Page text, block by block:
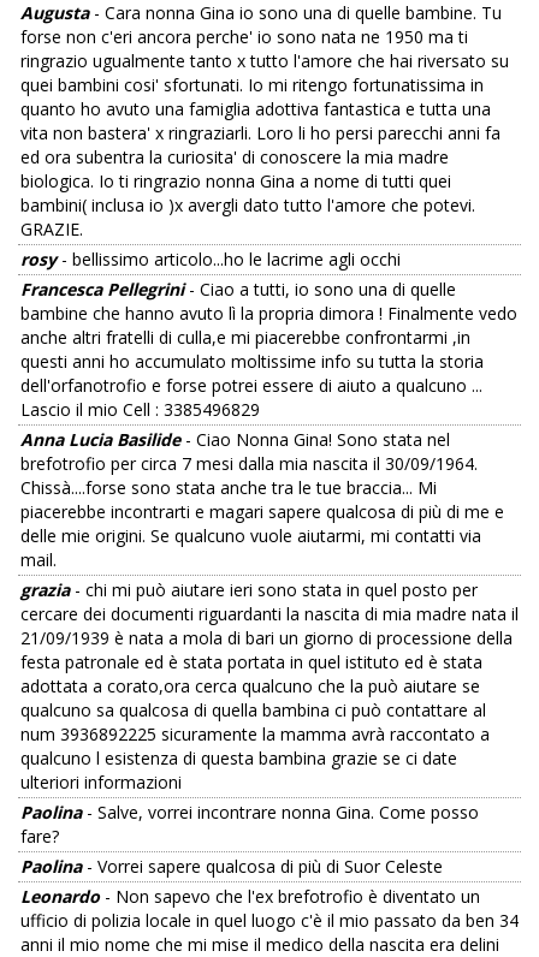
Augusta- Cara nonna Gina io sono una di quelle bambine. Tu
forse non c'eri ancora perche' io sono nata ne 1950 ma ti
ringrazio ugualmente tanto x tutto l'amore che hai riversato su
quei bambini cosi' sfortunati. Io mi ritengo fortunatissima in
quanto ho avuto una famiglia adottiva fantastica e tutta una
vita non bastera' x ringraziarli. Loro li ho persi parecchi anni fa
ed ora subentra la curiosita' di conoscere la mia madre
biologica. Io ti ringrazio nonna Gina a nome di tutti quei
bambini( inclusa io )x avergli dato tutto l'amore che potevi.
GRAZIE.
rosy- bellissimo articolo...ho le lacrime agli occhi
Francesca Pellegrini- Ciao a tutti, io sono una di quelle
bambine che hanno avuto lì la propria dimora ! Finalmente vedo
anche altri fratelli di culla,e mi piacerebbe confrontarmi ,in
questi anni ho accumulato moltissime info su tutta la storia
dell'orfanotrofio e forse potrei essere di aiuto a qualcuno ...
Lascio il mio Cell : 3385496829
Anna Lucia Basilide- Ciao Nonna Gina! Sono stata nel
brefotrofio per circa 7 mesi dalla mia nascita il 30/09/1964.
Chissà....forse sono stata anche tra le tue braccia... Mi
piacerebbe incontrarti e magari sapere qualcosa di più di me e
delle mie origini. Se qualcuno vuole aiutarmi, mi contatti via
mail.
grazia - chi mi può aiutare ieri sono stata in quel posto per
cercare dei documenti riguardanti la nascita di mia madre nata il
21/09/1939 è nata a mola di bari un giorno di processione della
festa patronale ed è stata portata in quel istituto ed è stata
adottata a corato,ora cerca qualcuno che la può aiutare se
qualcuno sa qualcosa di quella bambina ci può contattare al
num 3936892225 sicuramente la mamma avrà raccontato a
qualcuno l esistenza di questa bambina grazie se ci date
ulteriori informazioni
Paolina- Salve, vorrei incontrare nonna Gina. Come posso
fare?
Paolina- Vorrei sapere qualcosa di più di Suor Celeste
Leonardo - Non sapevo che l'ex brefotrofio è diventato un
ufficio di polizia locale in quel luogo c'è il mio passato da ben 34
anni il mio nome che mi mise il medico della nascita era delini